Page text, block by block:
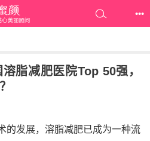
•••
脂减肥医院Top 50强，
的发展，溶脂减肥已成为一种流